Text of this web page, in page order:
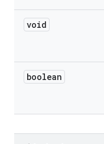
void
boolean